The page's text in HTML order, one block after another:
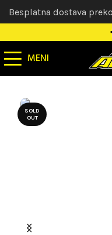
MENI
SOLD
OUT
Besplatna dostava